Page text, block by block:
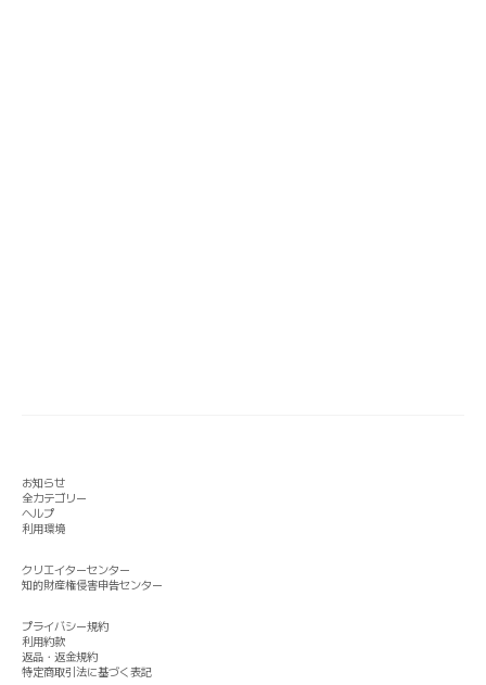
お知らせ
全カテゴリー
ヘルプ
利用環境
クリエイターセンター
知的財産権侵害申告センター
プライバシー規約
利用約款
返品・返金規約
特定商取引法に基づく表記